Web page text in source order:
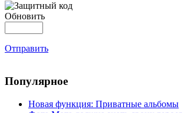
Обновить
Отправить
Популярное
Новая функция: Приватные альбомы